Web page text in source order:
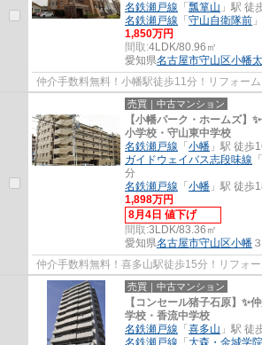
名鉄瀬戸線 「 瓢箪山 」駅 徒
名鉄瀬戸線 「 守山自衛隊前
1,850万円
間取:4LDK/80.96㎡
愛知県名古屋市守山区小幡
仲介手数料無料！小幡駅徒歩11分！リフォー
売買｜中古マンション
【小幡パーク・ホームズ】
小学校・守山東中学校
名鉄瀬戸線 「 小幡 」駅 徒歩
ガイドウェイバス志段味線 「
分
名鉄瀬戸線 「 小幡 」駅 徒歩
1,898万円
8月4日 値下げ
間取:3LDK/83.36㎡
愛知県名古屋市守山区小幡
仲介手数料無料！喜多山駅徒歩15分！リフォー
売買｜中古マンション
【コンセール猪子石原】✨️
学校・香流中学校
名鉄瀬戸線 「 喜多山 」駅 徒
名鉄瀬戸線 「 大森・金城学